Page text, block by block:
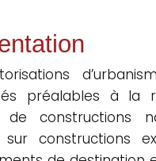
préalables à la
de constructions
sur constructions